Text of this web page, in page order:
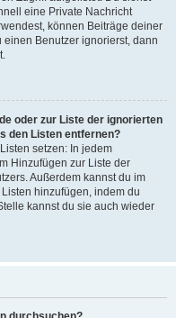
eine Private Nachricht
können Beiträge deiner
Benutzer ignorierst, dann
oder zur Liste der ignorierten
den Listen entfernen?
setzen: In jedem
Hinzufügen zur Liste der
Außerdem kannst du im
hinzufügen, indem du
kannst du sie auch wieder